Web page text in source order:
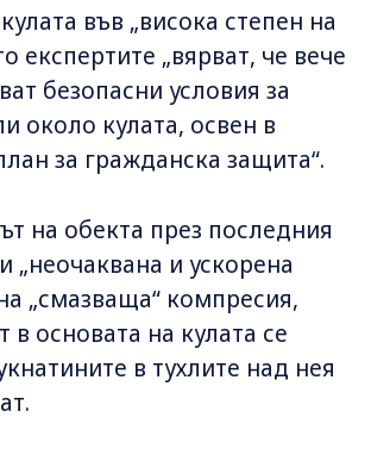
във „висока степен на
експертите „вярват, че вече
безопасни условия за
около кулата, освен в
за гражданска защита“.
на обекта през последния
„неочаквана и ускорена
„смазваща“ компресия,
в основата на кулата се
в тухлите над нея